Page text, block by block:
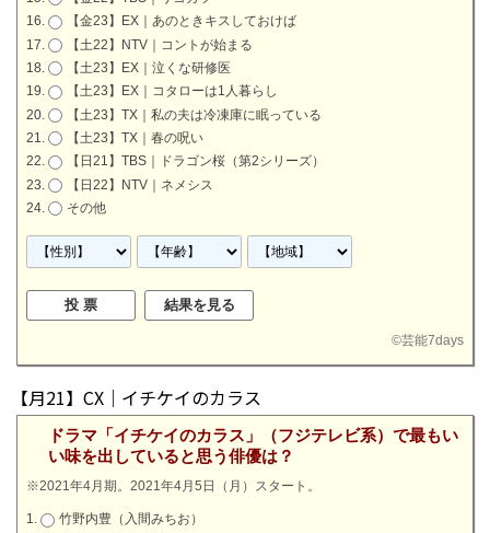
【金23】EX｜あのときキスしておけば
【土22】NTV｜コントが始まる
【土23】EX｜泣くな研修医
【土23】EX｜コタローは1人暮らし
【土23】TX｜私の夫は冷凍庫に眠っている
【土23】TX｜春の呪い
【日21】TBS｜ドラゴン桜（第2シリーズ）
【日22】NTV｜ネメシス
その他
©芸能7days
【月21】CX｜イチケイのカラス
ドラマ「イチケイのカラス」（フジテレビ系）で最もい
い味を出していると思う俳優は？
※2021年4月期。2021年4月5日（月）スタート。
竹野内豊（入間みちお）